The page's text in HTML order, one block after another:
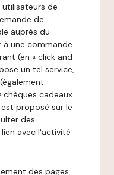
de
de
auprès du
une commande
(en « click and
un tel service,
chèques cadeaux
proposé sur le
des
avec l'activité
des pages